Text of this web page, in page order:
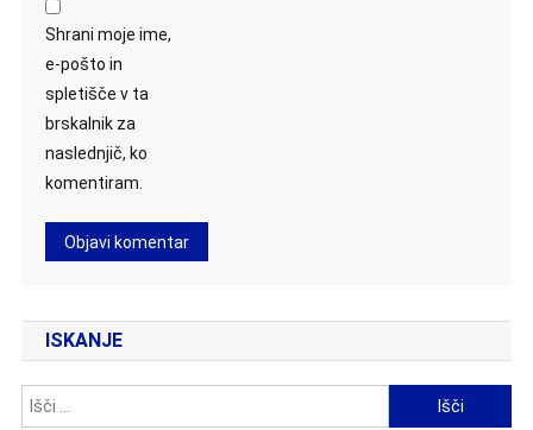
Shrani moje ime,
e-pošto in
spletišče v ta
brskalnik za
naslednjič, ko
komentiram.
ISKANJE